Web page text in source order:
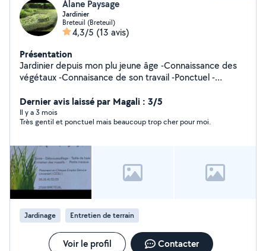
Alane Paysage
Jardinier
Breteuil (Breteuil)
4,3/5 (13 avis)
Présentation
Jardinier depuis mon plu jeune âge -Connaissance des
végétaux -Connaisance de son travail -Ponctuel -
soigner -Taille de haie- tonte debrousaillage-
désherbage-petit élagage-taille de rosier-taille de
fruitier- plantation-nettoyage des goutiere- applications
déchet vert -Possibilité de location - élagage abbatage
Remorque taille haie- motoculteur- taille haie perche-
tronceuneuse-fendeuse Débroussailleuse Merci de
votre confiance
Dernier avis laissé par Magali : 3/5
Il y a 3 mois
Très gentil et ponctuel mais beaucoup trop cher pour moi.
Jardinage Entretien de terrain
Voir le profil Contacter